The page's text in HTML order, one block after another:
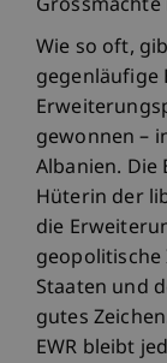
Wie so oft,
gegenläufige
gewonnen –
Albanien. Die
Hüterin der
die
geopolitische
Staaten und
gutes
EWR bleibt